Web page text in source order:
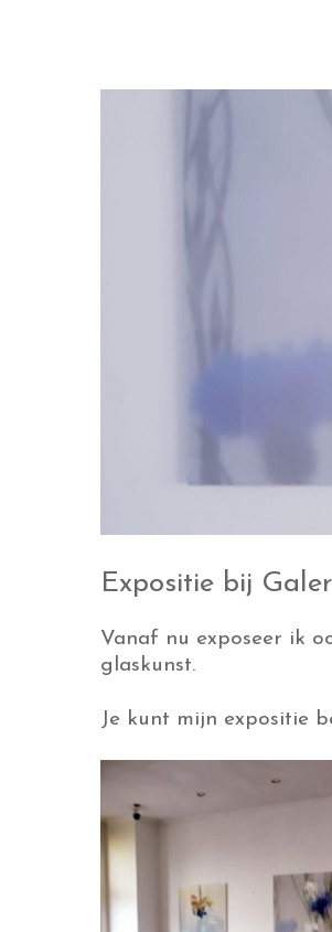
Expositie bij
Vanaf nu exposeer ik
glaskunst.
Je kunt mijn expositie